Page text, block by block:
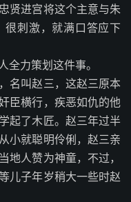
贤进宫将这个主意与朱
很刺激，就满口答应下
力策划这件事。
叫赵三，这赵三原本
臣横行，疾恶如仇的他
起了木匠。赵三年过半
小就聪明伶俐，赵三亲
地人赞为神童，不过，
儿子年岁稍大一些时赵